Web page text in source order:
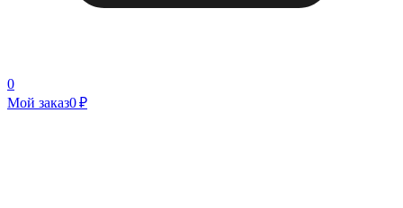
0
Мой заказ0 ₽